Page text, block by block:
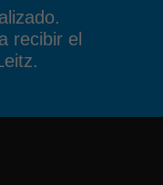
recibir el